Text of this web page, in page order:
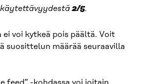
käytettävyydestä2/5.
voi kytkeä pois päältä. Voit
suosittelun määrää seuraavilla